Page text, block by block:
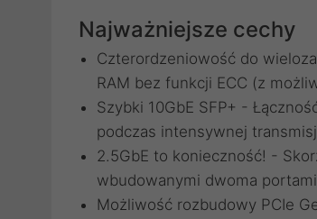
Najważniejsze cechy
Czterordzeniowość do
RAM bez funkcji ECC (z
Szybki 10GbE SFP+ -
podczas intensywnej
2.5GbE to konieczność! -
wbudowanymi dwoma
Możliwość rozbudowy PCIe